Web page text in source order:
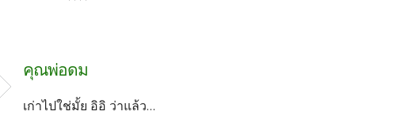
คุณพ่อดม
เก่าไปใช่มั้ย อิอิ ว่าแล้ว...